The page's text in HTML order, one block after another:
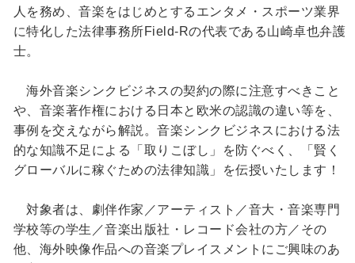
人を務め、音楽をはじめとするエンタメ・スポーツ業界
に特化した法律事務所Field-Rの代表である山崎卓也弁護
士。
海外音楽シンクビジネスの契約の際に注意すべきこと
や、音楽著作権における日本と欧米の認識の違い等を、
事例を交えながら解説。音楽シンクビジネスにおける法
的な知識不足による「取りこぼし」を防ぐべく、「賢く
グローバルに稼ぐための法律知識」を伝授いたします！
対象者は、劇伴作家／アーティスト／音大・音楽専門
学校等の学生／音楽出版社・レコード会社の方／その
他、海外映像作品への音楽プレイスメントにご興味のあ